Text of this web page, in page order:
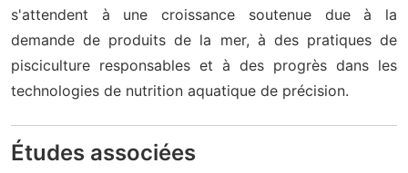
s'attendent à une croissance soutenue due à la
demande de produits de la mer, à des pratiques de
pisciculture responsables et à des progrès dans les
technologies de nutrition aquatique de précision.
Études associées